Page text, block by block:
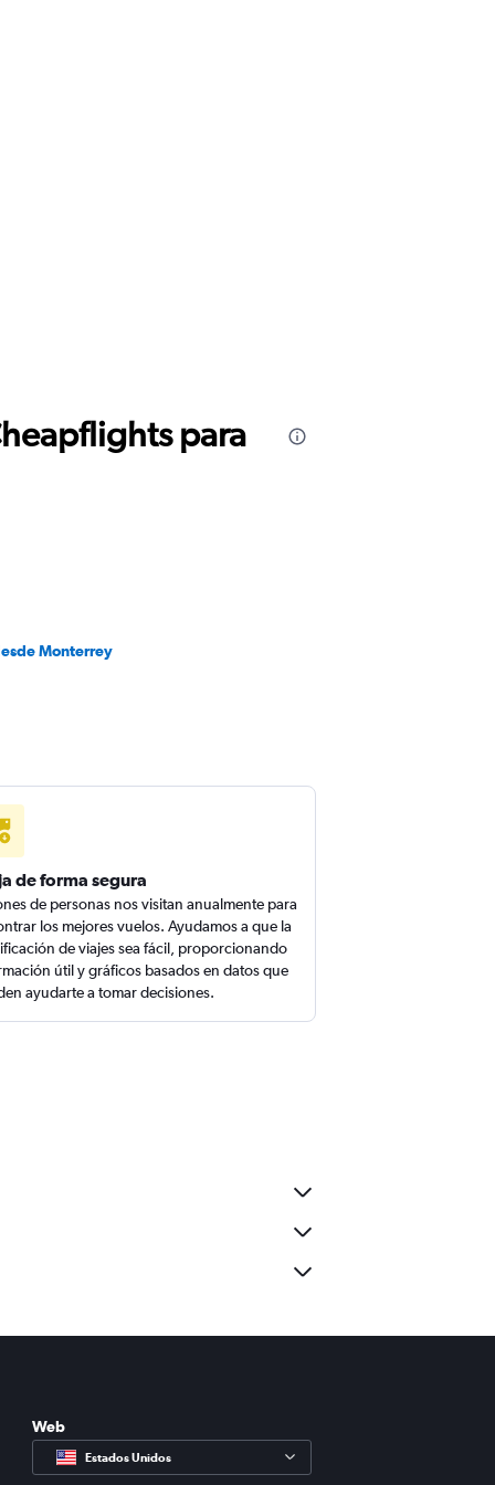
para
Monterrey
de forma segura
de personas nos visitan anualmente para
los mejores vuelos. Ayudamos a que la
de viajes sea fácil, proporcionando
útil y gráficos basados en datos que
ayudarte a tomar decisiones.
Web
Estados Unidos